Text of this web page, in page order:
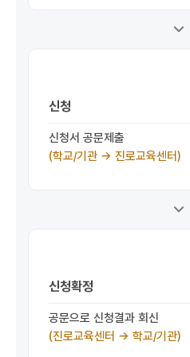
신청
신청서 공문제출
(학교/기관 → 진로교육센터)
신청확정
공문으로 신청결과 회신
(진로교육센터 → 학교/기관)